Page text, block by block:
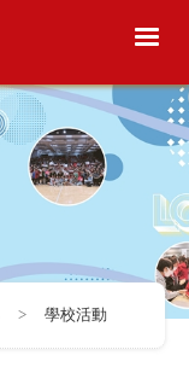
> 學校活動